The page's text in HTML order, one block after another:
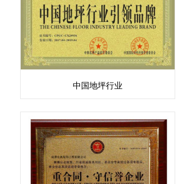
中国地坪行业